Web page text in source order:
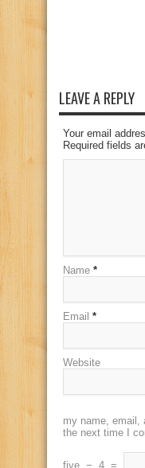
LEAVE A REPLY
Your email
Required fields
Name *
Email *
Website
my name, email,
the next time I
five − 4 =